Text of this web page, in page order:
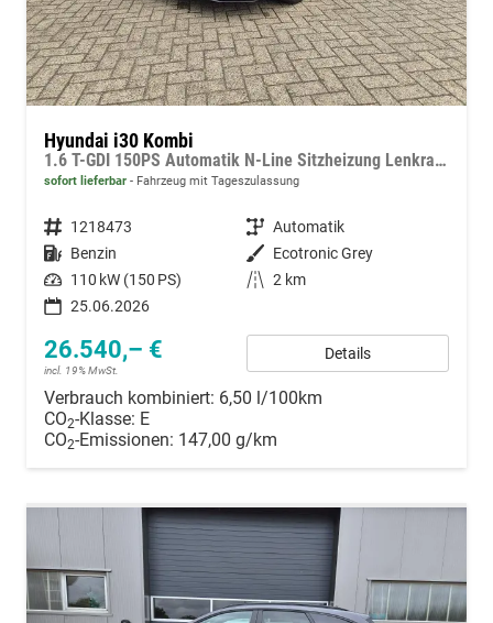
Hyundai i30 Kombi
1.6 T-GDI 150PS Automatik N-Line Sitzheizung Lenkradheizung Klimaautomatik Navi 10,3"-Touchscreen Bluelink Apple CarPlay + Android Auto PDC v+h Rückf.Kamera 18-LM
sofort lieferbar Fahrzeug mit Tageszulassung
Fahrzeugnummer 1218473 Getriebe Automatik
Kraftstoff Benzin Außenfarbe Ecotronic Grey
Leistung 110 kW (150 PS) Kilometerstand 2 km
25.06.2026
26.540,– €
incl. 19% MwSt.
Details
Verbrauch kombiniert: 6,50 l/100km
CO2-Klasse: E
CO2-Emissionen: 147,00 g/km